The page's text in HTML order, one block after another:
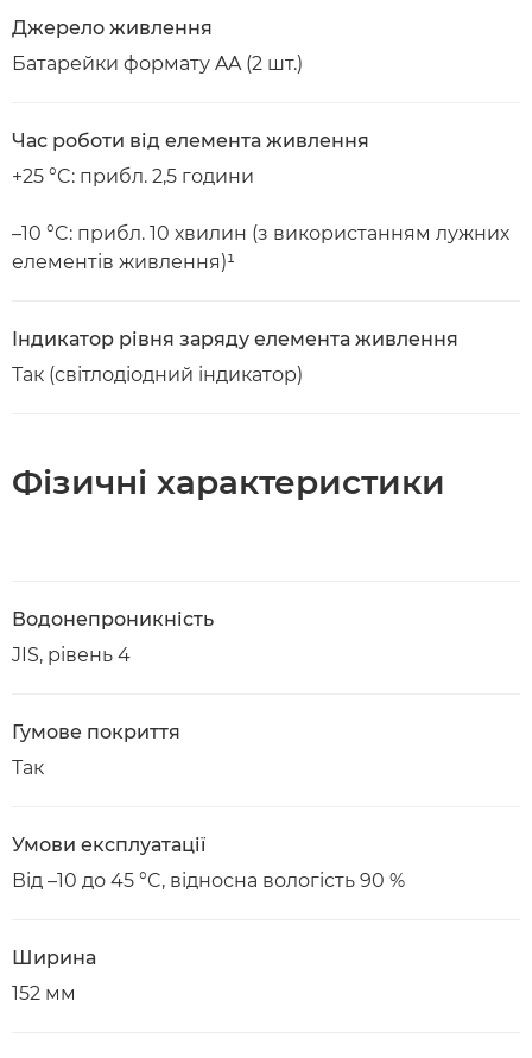
Джерело живлення
Батарейки формату AA (2 шт.)
Час роботи від елемента живлення
+25 °C: прибл. 2,5 години
–10 °C: прибл. 10 хвилин (з використанням лужних
елементів живлення)¹
Індикатор рівня заряду елемента живлення
Так (світлодіодний індикатор)
Фізичні характеристики
Водонепроникність
JIS, рівень 4
Гумове покриття
Так
Умови експлуатації
Від –10 до 45 °C, відносна вологість 90 %
Ширина
152 мм